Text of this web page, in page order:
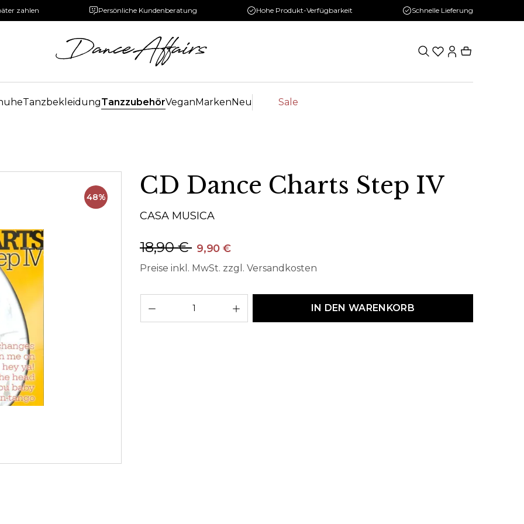
zahlen Persönliche Kundenberatung Hohe Produkt-Verfügbarkeit Schnelle Lieferung
TanzbekleidungTanzzubehörVeganMarkenNeu Sale
48% CD Dance Charts Step IV
CASA MUSICA
18,90 € 9,90 €
Preise inkl. MwSt. zzgl. Versandkosten
IN DEN WARENKORB